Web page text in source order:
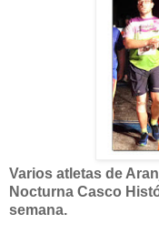
Varios atletas de
Nocturna Casco
semana.